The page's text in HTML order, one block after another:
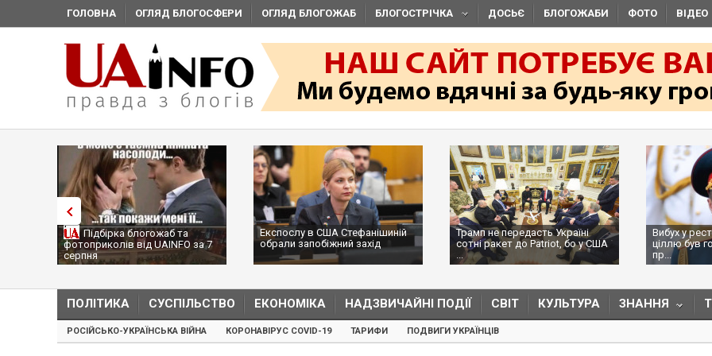
ГОЛОВНА ОГЛЯД БЛОГОСФЕРИ ОГЛЯД БЛОГОЖАБ БЛОГОСТРІЧКА ДОСЬЄ БЛОГОЖАБИ ФОТО ВІДЕО
Підбірка блогожаб та
фотоприколів від UAINFO за 7
серпня
Експослу в США Стефанішиній
обрали запобіжний захід
Трамп не передасть Україні
сотні ракет до Patriot, бо у США
...
Вибух у
ціллю був
пр...
ПОЛІТИКА СУСПІЛЬСТВО ЕКОНОМІКА НАДЗВИЧАЙНІ ПОДІЇ СВІТ КУЛЬТУРА ЗНАННЯ
РОСІЙСЬКО-УКРАЇНСЬКА ВІЙНА КОРОНАВІРУС COVID-19 ТАРИФИ ПОДВИГИ УКРАЇНЦІВ